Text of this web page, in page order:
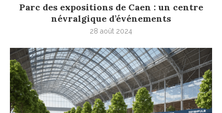
Parc des expositions de Caen : un centre
névralgique d’événements
28 août 2024